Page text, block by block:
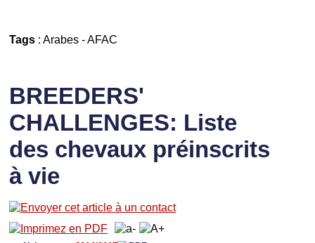
Tags: Arabes-AFAC
BREEDERS'
CHALLENGES: Liste
des chevaux préinscrits
à vie